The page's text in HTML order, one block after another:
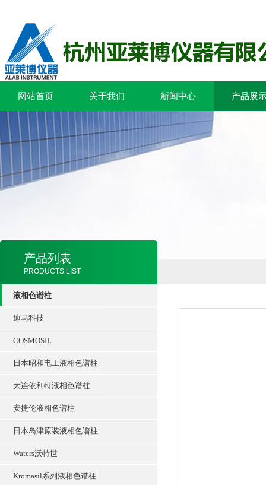
网站首页 关于我们 新闻中心 产品展
产品列表
PRODUCTS LIST
液相色谱柱
迪马科技
COSMOSIL
日本昭和电工液相色谱柱
大连依利特液相色谱柱
安捷伦液相色谱柱
日本岛津原装液相色谱柱
Waters沃特世
Kromasil系列液相色谱柱